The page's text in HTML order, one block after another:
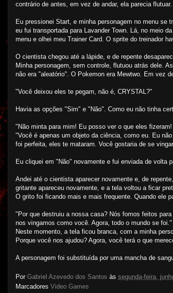
contrário de antes, em vez de andar, ela parecia flutuar.
Eu pressionei Start, e minha personagem no menu
eu fui transportada para Lavander Town. Lá, no meio
menu e olhei meu Trainer Card. O sprite do treinador
O cientista chegou até a lápide, e de repente
Minha personagem, sem controle, flutuou atrás dele.
não era "aleatório". O Pokemon era Mewtwo. Em vez
"Você deixou eles te pegam, não é, CRYSTAL?"
Havia as opções "Sim" e "Não". Como eu não tinha
"Não minta para mim! Eu posso ver o que eles
"Você é apenas um objeto da ciência, como eu. Eu
foi perfeita, eles te mataram. Você gostaria de se
Eu cliquei em "Não" novamente e fui enviada de volta
Andei até o cientista aparecer novamente e, de
gritante apareceu novamente, e a tela voltou a ficar
O grito foi ficando mais e mais frequente. Quando ele
"Por que destruiu a nossa casa? Nós fomos feitos
nos vingamos como você. Agora, todo o mundo se foi."
Neste momento, a tela ficou branca, com a minha
Porque você nos ajudou? Agora, você terá o que
A personagem foi substituída por uma mancha de
Por Gabriel Azevedo dos Santos às segunda-feira,
Marcadores Video Games